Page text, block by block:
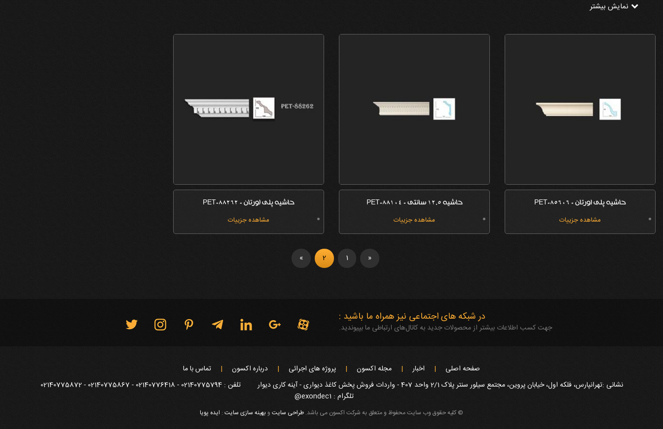
نمایش بیشتر
حاشیه پلی اورتان - PET-85606
مشاهده جزییات
حاشیه 12.5 سانتی - PET-88104
مشاهده جزییات
حاشیه پلی اورتان - PET-88262
مشاهده جزییات
«
1
2
»
در شبکه های اجتماعی نیز همراه ما باشید :
جهت کسب اطلاعات بیشتر از محصولات جدید به کانال‌های ارتباطی ما بپیوندید.
صفحه اصلی اخبار مجله اکسون پروژه های اجرائی درباره اکسون
تماس با ما
نشانی :تهرانپارس، فلکه اول، خیابان پروین، مجتمع سیلور سنتر پلاک 2/1 واحد 407 - واردات فروش پخش کاغذ دیواری - آینه کاری دیوار
تلفن : 02140775794 - 02140776418 - 02140775867 - 02140775872
تلگرام : exondec1@
© کلیه حقوق وب سایت محفوظ و متعلق به شرکت اکسون می باشد. طراحی سایت وبهینه سازی سایت : ایده پویا